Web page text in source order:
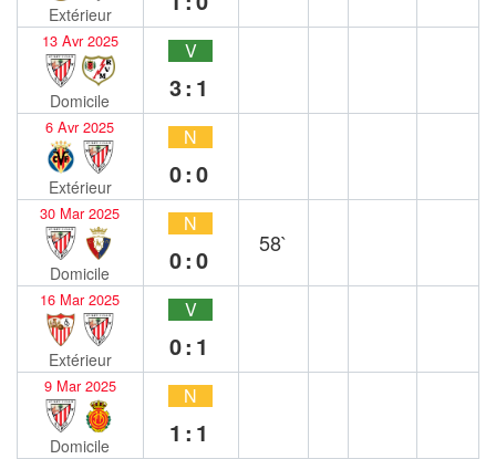
Extérieur
13 Avr 2025
Domicile
V
3:1
6 Avr 2025
Extérieur
N
0:0
30 Mar 2025
Domicile
N
0:0
58`
16 Mar 2025
Extérieur
V
0:1
9 Mar 2025
Domicile
N
1:1